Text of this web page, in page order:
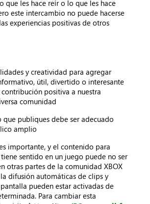
que les hace reír o lo que les hace
este intercambio no puede hacerse
experiencias positivas de otros
y creatividad para agregar
útil, divertido o interesante
contribución positiva a nuestra
comunidad
que publiques debe ser adecuado
amplio
importante, y el contenido para
sentido en un juego puede no ser
otras partes de la comunidad XBOX
difusión automáticas de clips y
pueden estar activadas de
Para cambiar esta